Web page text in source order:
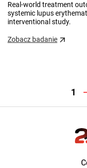
Real-world treatment
systemic lupus
interventional study.
Zobacz badanie
1